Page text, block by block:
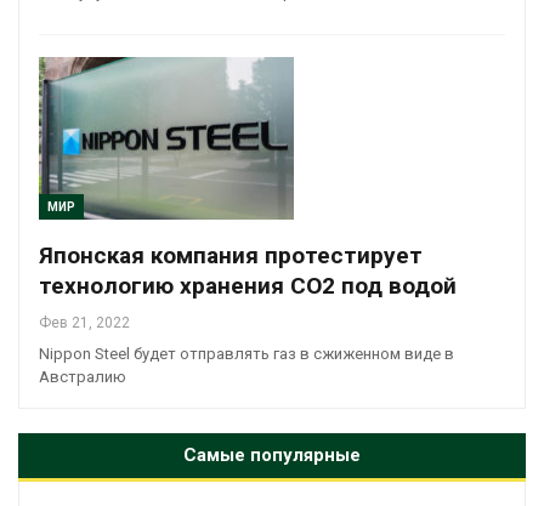
МИР
Японская компания протестирует
технологию хранения СО2 под водой
Фев 21, 2022
Nippon Steel будет отправлять газ в сжиженном виде в
Австралию
Самые популярные